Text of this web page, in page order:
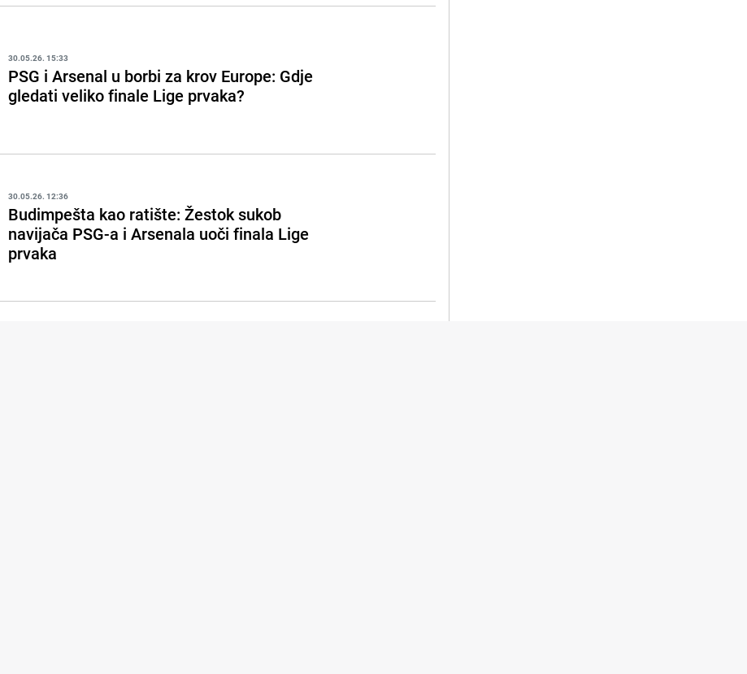
30.05.26. 15:33
PSG i Arsenal u borbi za krov Europe: Gdje
gledati veliko finale Lige prvaka?
30.05.26. 12:36
Budimpešta kao ratište: Žestok sukob
navijača PSG-a i Arsenala uoči finala Lige
prvaka